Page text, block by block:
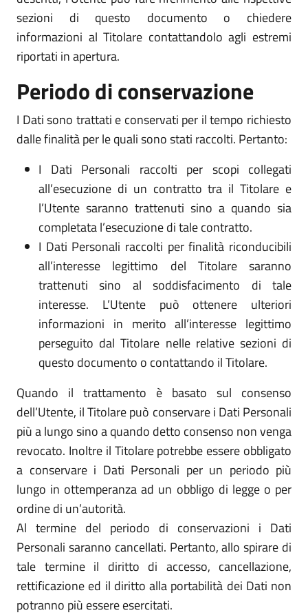
sezioni di questo documento o chiedere
informazioni al Titolare contattandolo agli estremi
riportati in apertura.
Periodo di conservazione
I Dati sono trattati e conservati per il tempo richiesto
dalle finalità per le quali sono stati raccolti. Pertanto:
I Dati Personali raccolti per scopi collegati
all’esecuzione di un contratto tra il Titolare e
l’Utente saranno trattenuti sino a quando sia
completata l’esecuzione di tale contratto.
I Dati Personali raccolti per finalità riconducibili
all’interesse legittimo del Titolare saranno
trattenuti sino al soddisfacimento di tale
interesse. L’Utente può ottenere ulteriori
informazioni in merito all’interesse legittimo
perseguito dal Titolare nelle relative sezioni di
questo documento o contattando il Titolare.
Quando il trattamento è basato sul consenso
dell’Utente, il Titolare può conservare i Dati Personali
più a lungo sino a quando detto consenso non venga
revocato. Inoltre il Titolare potrebbe essere obbligato
a conservare i Dati Personali per un periodo più
lungo in ottemperanza ad un obbligo di legge o per
ordine di un’autorità.
Al termine del periodo di conservazioni i Dati
Personali saranno cancellati. Pertanto, allo spirare di
tale termine il diritto di accesso, cancellazione,
rettificazione ed il diritto alla portabilità dei Dati non
potranno più essere esercitati.